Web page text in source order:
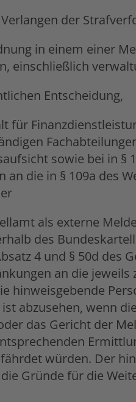
der
in einem einer
einschließlich
Entscheidung,
für
sowie bei in §
an die in § 109a des
als externe
des
4 und § 50d des
an die
hinweisgebende
abzusehen, wenn
das Gericht der
würden. Der
Gründe für die